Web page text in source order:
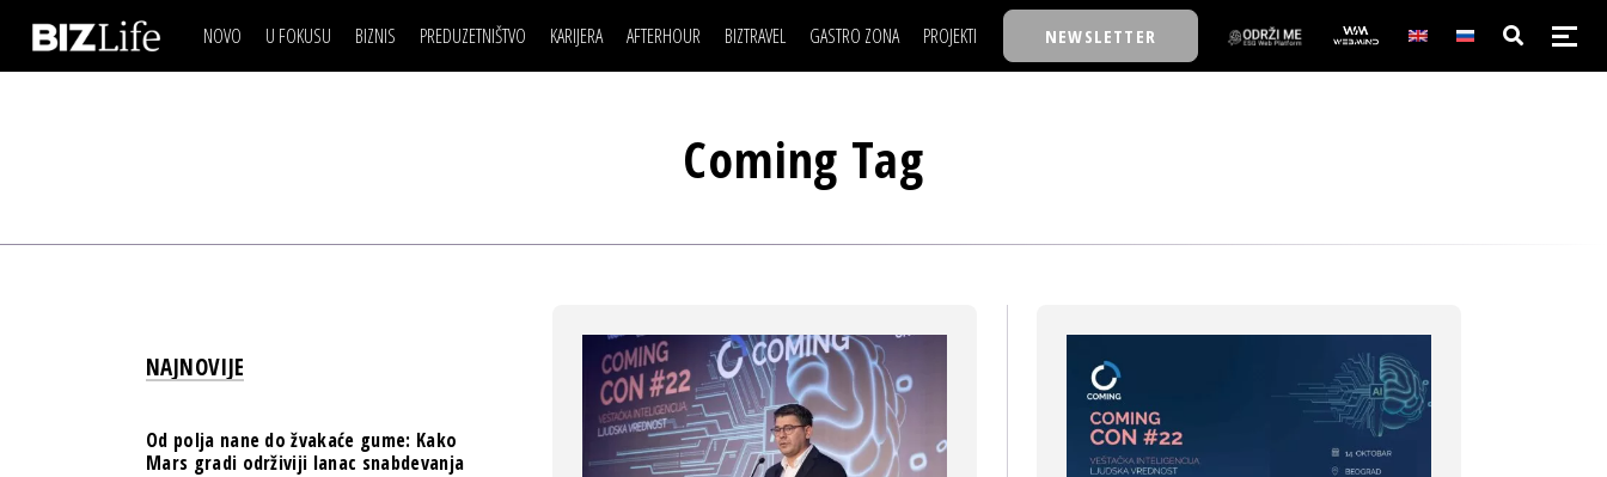
NOVO U FOKUSU BIZNIS
ESG & ENERGY
PULS REGIONA
PREDUZETNIŠTVO KARIJERA
USAVRŠAVANJE
AFTERHOUR
KNJIGE
STIL
BIZTRAVEL GASTRO ZONA PROJEKTI
BACK TO OFFICE/SCHOOL
IZJAVA GODINE
NEWSLETTER
IZJAVA DANABIZNIS SCENA
NOVO NA RAFU
POSAO
FILM I SCENA
NAJKOLEGA
BIZLIFE WEEK
Coming Tag
NAJNOVIJE
Od polja nane do žvakaće gume: Kako
Mars gradi održiviji lanac snabdevanja